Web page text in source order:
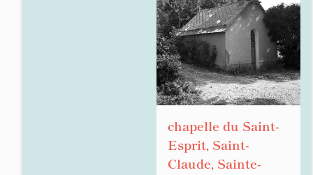
chapelle du Saint-
Esprit, Saint-
Claude, Sainte-